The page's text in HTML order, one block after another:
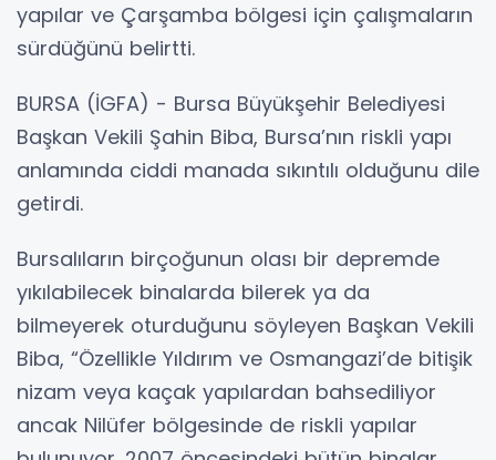
yapılar ve Çarşamba bölgesi için çalışmaların
sürdüğünü belirtti.
BURSA (İGFA) - Bursa Büyükşehir Belediyesi
Başkan Vekili Şahin Biba, Bursa’nın riskli yapı
anlamında ciddi manada sıkıntılı olduğunu dile
getirdi.
Bursalıların birçoğunun olası bir depremde
yıkılabilecek binalarda bilerek ya da
bilmeyerek oturduğunu söyleyen Başkan Vekili
Biba, “Özellikle Yıldırım ve Osmangazi’de bitişik
nizam veya kaçak yapılardan bahsediliyor
ancak Nilüfer bölgesinde de riskli yapılar